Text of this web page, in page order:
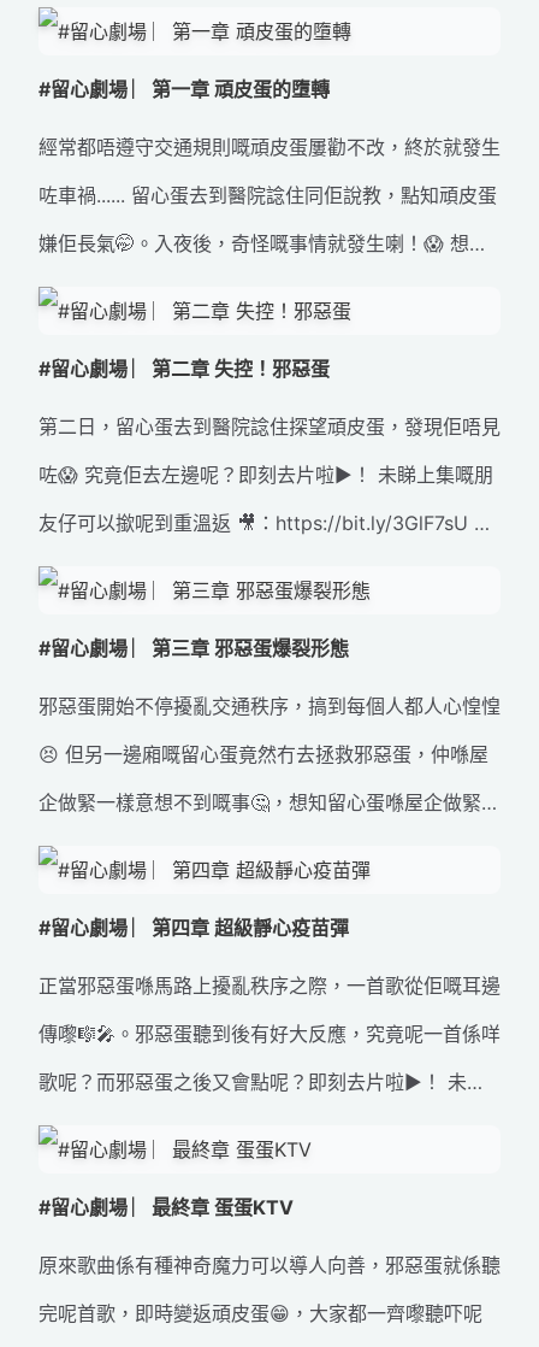
😈？ 一連五集 #留心劇場，萬勿錯過！ #留心蛋 #交
#留心劇場 ︳第一章 頑皮蛋的墮轉
經常都唔遵守交通規則嘅頑皮蛋屢勸不改，終於就發生
咗車禍...... 留心蛋去到醫院諗住同佢說教，點知頑皮蛋
嫌佢長氣🤭。入夜後，奇怪嘅事情就發生喇！😱 想知
發生咗啲咩事？即刻去片啦▶️！ #留心蛋 #交通安全 #
#留心劇場 ︳第二章 失控！邪惡蛋
第二日，留心蛋去到醫院諗住探望頑皮蛋，發現佢唔見
咗😱 究竟佢去左邊呢？即刻去片啦▶️！ 未睇上集嘅朋
友仔可以撳呢到重溫返 🎥：https://bit.ly/3GlF7sU #
留心蛋 #交通安全 #道路安全 #邪惡蛋
#留心劇場 ︳第三章 邪惡蛋爆裂形態
邪惡蛋開始不停擾亂交通秩序，搞到每個人都人心惶惶
😣 但另一邊廂嘅留心蛋竟然冇去拯救邪惡蛋，仲喺屋
企做緊一樣意想不到嘅事🤔，想知留心蛋喺屋企做緊
咩？即刻去片啦▶️！ 未睇上集嘅朋友仔可以撳呢到重
#留心劇場 ︳第四章 超級靜心疫苗彈
正當邪惡蛋喺馬路上擾亂秩序之際，一首歌從佢嘅耳邊
傳嚟🎼🎤。邪惡蛋聽到後有好大反應，究竟呢一首係咩
歌呢？而邪惡蛋之後又會點呢？即刻去片啦▶️！ 未睇
上集嘅朋友仔可以撳呢到重溫返 🎥：
#留心劇場 ︳最終章 蛋蛋KTV
原來歌曲係有種神奇魔力可以導人向善，邪惡蛋就係聽
完呢首歌，即時變返頑皮蛋😁，大家都一齊嚟聽吓呢